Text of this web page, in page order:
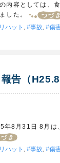
内容としては、
した。
ハット , 事故, 傷
告（H25.8
年8月31日 8月は
ハット , 事故, 傷